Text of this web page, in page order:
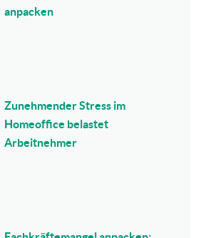
anpacken
Zunehmender Stress im
Homeoffice belastet
Arbeitnehmer